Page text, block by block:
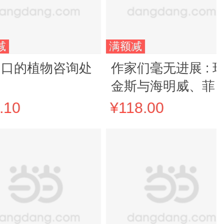
的植物咨询处
满额减
作家们毫无进展 :
金斯与海明威、菲
杰拉德、沃尔夫书
盖茨比》
¥118.00